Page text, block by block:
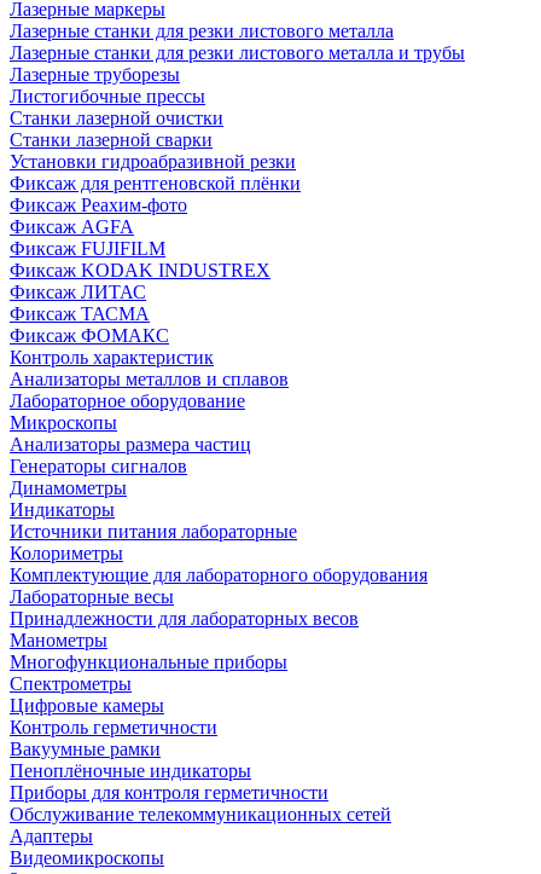
Лазерные маркеры
Лазерные станки для резки листового металла
Лазерные станки для резки листового металла и трубы
Лазерные труборезы
Листогибочные прессы
Станки лазерной очистки
Станки лазерной сварки
Установки гидроабразивной резки
Фиксаж для рентгеновской плёнки
Фиксаж Реахим-фото
Фиксаж AGFA
Фиксаж FUJIFILM
Фиксаж KODAK INDUSTREX
Фиксаж ЛИТАС
Фиксаж ТАСМА
Фиксаж ФОМАКС
Контроль характеристик
Анализаторы металлов и сплавов
Лабораторное оборудование
Микроскопы
Анализаторы размера частиц
Генераторы сигналов
Динамометры
Индикаторы
Источники питания лабораторные
Колориметры
Комплектующие для лабораторного оборудования
Лабораторные весы
Принадлежности для лабораторных весов
Манометры
Многофункциональные приборы
Спектрометры
Цифровые камеры
Контроль герметичности
Вакуумные рамки
Пеноплёночные индикаторы
Приборы для контроля герметичности
Обслуживание телекоммуникационных сетей
Адаптеры
Видеомикроскопы